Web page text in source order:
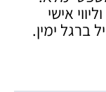
אישי
ברגל ימין.